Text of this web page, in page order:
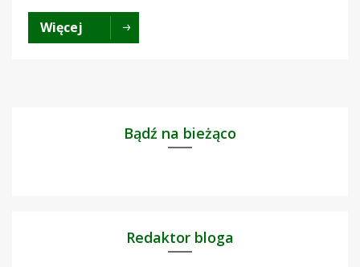
Więcej
Bądź na bieżąco
Redaktor bloga